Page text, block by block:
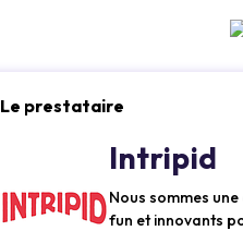
Le prestataire
Intripid
Nous sommes
fun et innovants